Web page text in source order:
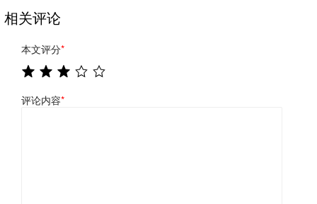
相关评论
本文评分*
评论内容*